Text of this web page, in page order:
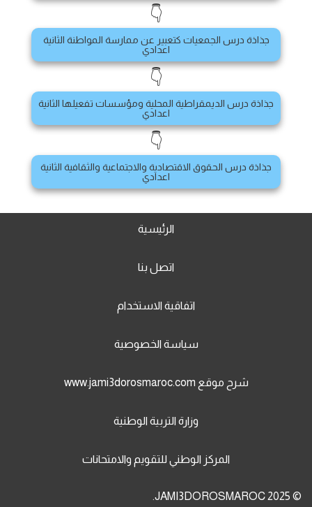
👇
جذاذة درس الجمعيات كتعبير عن ممارسة المواطنة الثانية
اعدادي
👇
جذاذة درس الديمقراطية المحلية ومؤسسات تفعيلها الثانية
اعدادي
👇
جذاذة درس الحقوق الاقتصادية والاجتماعية والثقافية الثانية
اعدادي
الرئيسية
اتصل بنا
اتفاقية الاستخدام
سياسة الخصوصية
شرح موقع www.jami3dorosmaroc.com
وزارة التربية الوطنية
المركز الوطني للتقويم والامتحانات
© 2025 JAMI3DOROSMAROC.